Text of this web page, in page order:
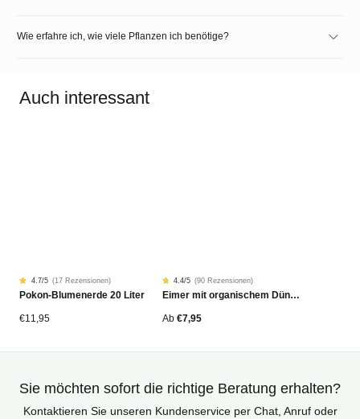
Wie erfahre ich, wie viele Pflanzen ich benötige?
Auch interessant
Rated
4.68
von
17
Kundenstimmen
4.7/5 (17 Rezensionen)
Pokon-Blumenerde 20 Liter
€11,95
Rated
4.42
von
90
Kundenstimmen
4.4/5 (90 Rezensionen)
Eimer mit organischem Dünger
Ab €7,95
Sie möchten sofort die richtige Beratung erhalten?
Kontaktieren Sie unseren Kundenservice per Chat, Anruf oder